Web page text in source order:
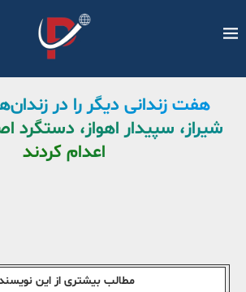
هفت زندانی دیگر را در
شیراز، سپیدار اهواز، دستگرد
اعدام کردند
مطالب بیشتری از این